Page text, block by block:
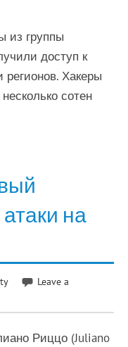
из группы
доступ к
регионов. Хакеры
сотен
на
Leave a
Риццо (Juliano